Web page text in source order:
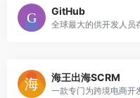
GitHub
全球最大的供开发人员
海王出海SCRM
一款专门为跨境电商开